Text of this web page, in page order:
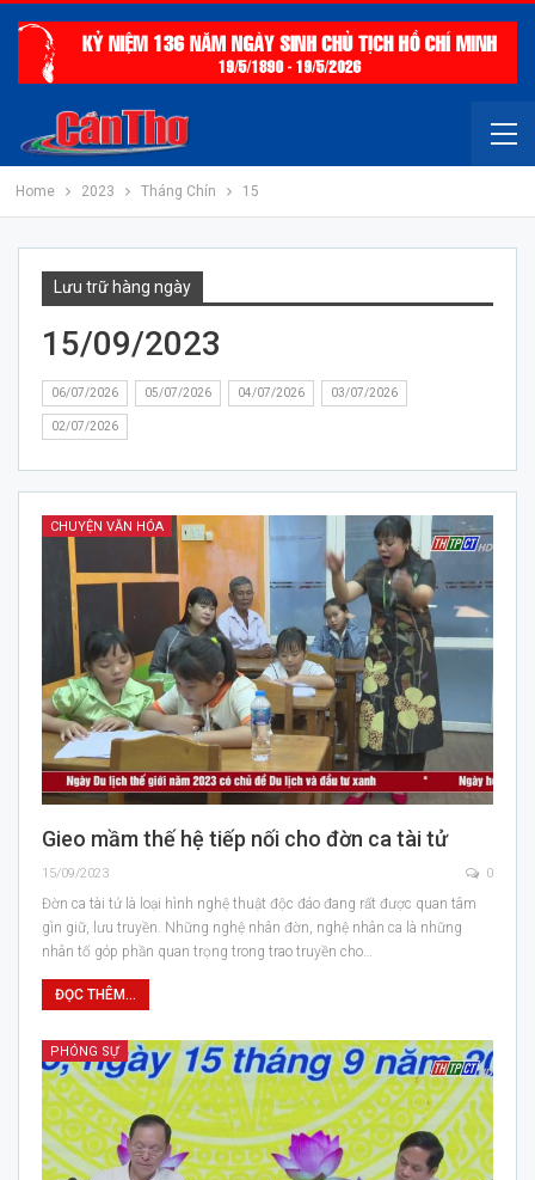
Home 2023 Tháng Chín 15
Lưu trữ hàng ngày
15/09/2023
06/07/2026 05/07/2026 04/07/2026 03/07/2026
02/07/2026
CHUYỆN VĂN HÓA
Gieo mầm thế hệ tiếp nối cho đờn ca tài tử
15/09/2023 0
Đờn ca tài tử là loại hình nghệ thuật độc đáo đang rất được quan tâm
gìn giữ, lưu truyền. Những nghệ nhân đờn, nghệ nhân ca là những
nhân tố góp phần quan trọng trong trao truyền cho…
ĐỌC THÊM...
PHÓNG SỰ